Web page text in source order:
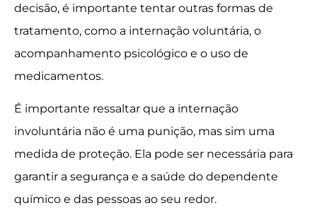
decisão, é importante tentar outras formas de
tratamento, como a internação voluntária, o
acompanhamento psicológico e o uso de
medicamentos.
É importante ressaltar que a internação
involuntária não é uma punição, mas sim uma
medida de proteção. Ela pode ser necessária para
garantir a segurança e a saúde do dependente
químico e das pessoas ao seu redor.